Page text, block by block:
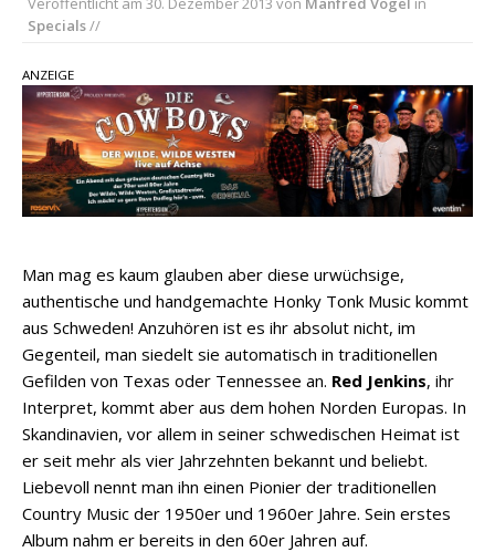
am 28. August
pez veröffentlicht neue Single „Late Night
Talks“ – eine Hymne auf unvergessliche
Sommernächte
Specials//
ANZEIGE
Man mag es kaum glauben aber diese urwüchsige,
authentische und handgemachte Honky Tonk Music kommt
aus Schweden! Anzuhören ist es ihr absolut nicht, im
Gegenteil, man siedelt sie automatisch in traditionellen
Gefilden von Texas oder Tennessee an. Red Jenkins, ihr
Interpret, kommt aber aus dem hohen Norden Europas. In
Skandinavien, vor allem in seiner schwedischen Heimat ist
er seit mehr als vier Jahrzehnten bekannt und beliebt.
Liebevoll nennt man ihn einen Pionier der traditionellen
Country Music der 1950er und 1960er Jahre. Sein erstes
Album nahm er bereits in den 60er Jahren auf.